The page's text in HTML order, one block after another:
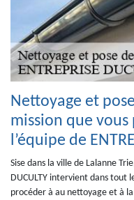
Nettoyage et
mission que vous
l’équipe de
Sise dans la ville de Lalanne
DUCULTY intervient dans tout
procéder à au nettoyage et à